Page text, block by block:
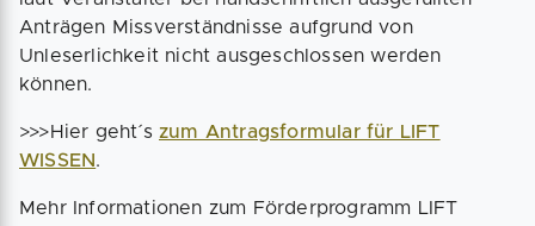
Anträgen Missverständnisse aufgrund von
Unleserlichkeit nicht ausgeschlossen werden
können.
>>>Hier geht´s zum Antragsformular für LIFT
WISSEN.
Mehr Informationen zum Förderprogramm LIFT